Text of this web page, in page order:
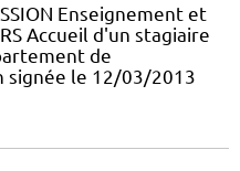
Enseignement et
Accueil d'un stagiaire
de
signée le 12/03/2013